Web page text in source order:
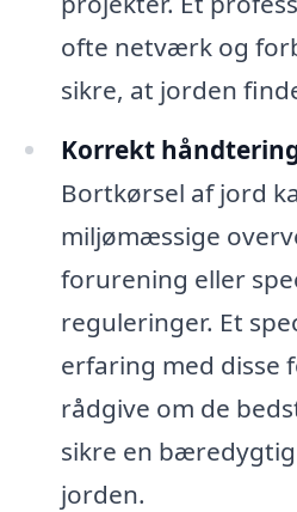
ofte netværk og
sikre, at jorden
Korrekt
Bortkørsel af jord
miljømæssige
forurening eller
reguleringer. Et
erfaring med disse
rådgive om de
sikre en
jorden.